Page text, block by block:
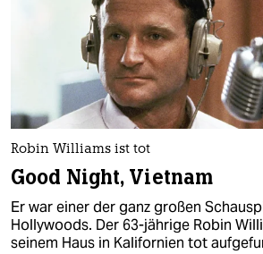
Robin Williams ist tot
Good Night, Vietnam
Er war einer der ganz großen
Hollywoods. Der 63-jährige Robin
seinem Haus in Kalifornien tot